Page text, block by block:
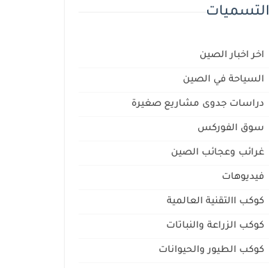
التسميات
اخر اخبار الصين
السياحة في الصين
دراسات جدوى مشاريع صغيرة
سوق الفوركس
غرائب وعجائب الصين
فيديوهات
كوكب االتقنية العالمية
كوكب الزراعة والنباتات
كوكب الطيور والحيوانات